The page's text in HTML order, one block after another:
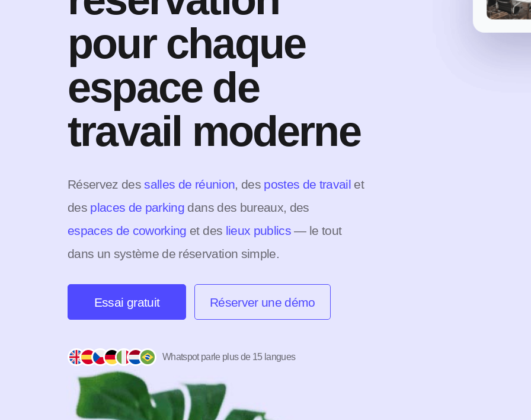
pour chaque
espace de
travail moderne
Réservez dessalles de réunion, des postes de travail et
des places de parking dans des bureaux, des
espaces de coworking et des lieux publics— le tout
dans un système de réservation simple.
Essai gratuit Réserver une démo
Whatspot parle plus de 15 langues